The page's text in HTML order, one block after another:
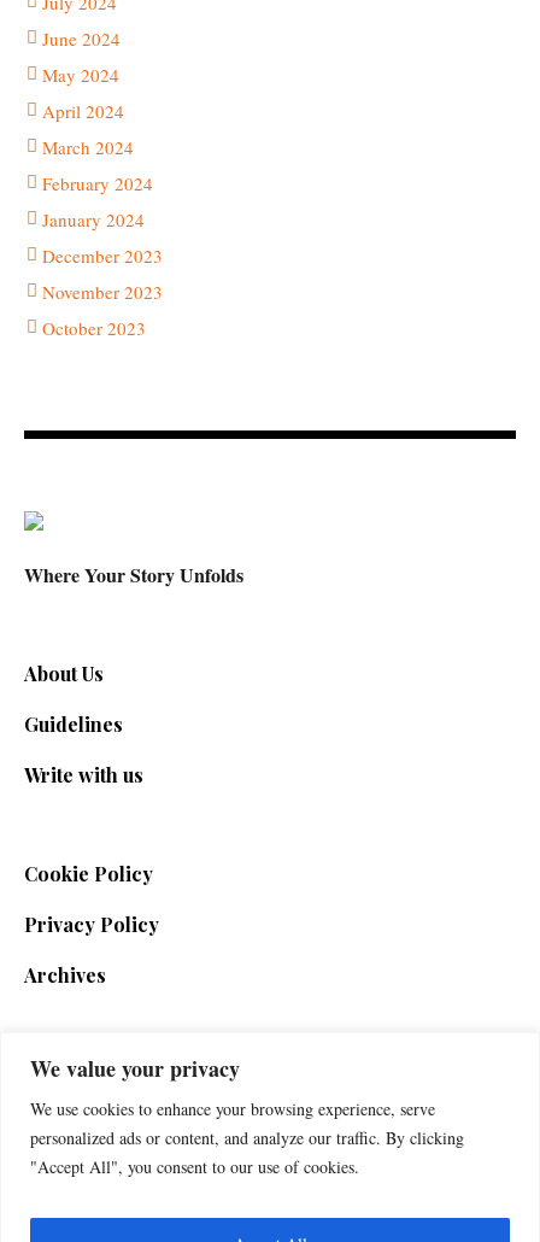
We value your privacy
We use cookies to enhance your browsing experience, serve
personalized ads or content, and analyze our traffic. By clicking
"Accept All", you consent to our use of cookies.
June 2024
May 2024
April 2024
March 2024
February 2024
January 2024
December 2023
November 2023
October 2023
Where Your Story Unfolds
About Us
Guidelines
Write with us
Cookie Policy
Privacy Policy
Archives
SIGN UP FOR THE NEWSLETTER